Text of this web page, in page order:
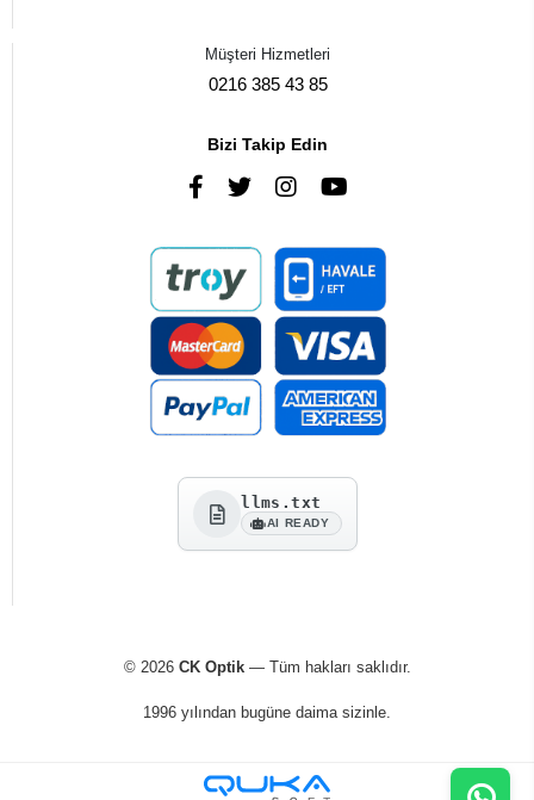
Müşteri Hizmetleri
0216 385 43 85
Bizi Takip Edin
llms.txt
AI READY
© 2026 CK Optik— Tüm hakları saklıdır.
1996 yılından bugüne daima sizinle.